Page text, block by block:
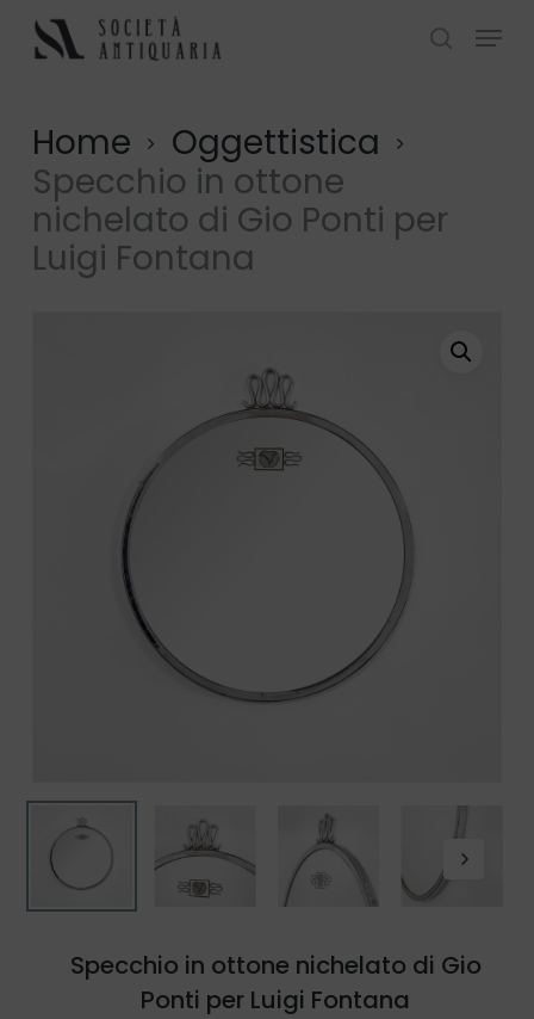
Skip
search
Menu
Home
Oggettistica
Specchio in ottone
nichelato di Gio Ponti per
Luigi Fontana
Specchio in ottone nichelato di Gio
Ponti per Luigi Fontana